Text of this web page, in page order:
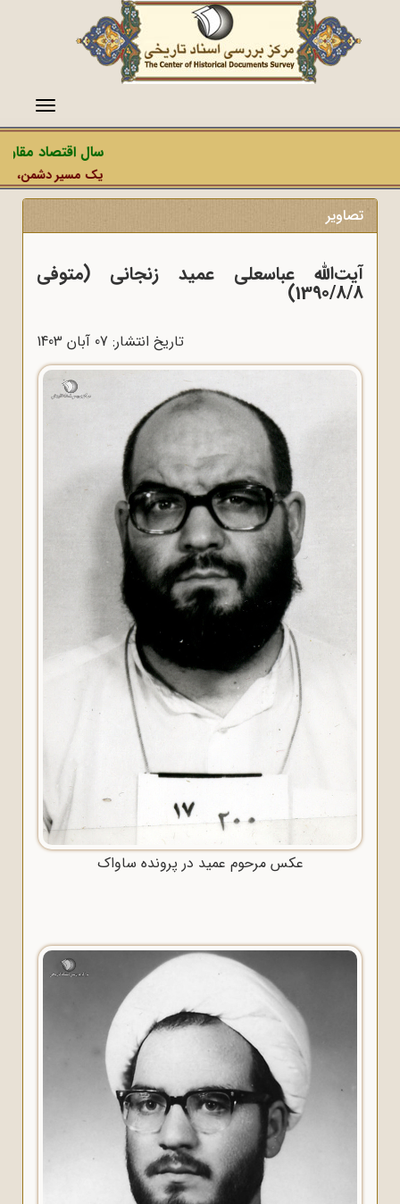
منو
سال اقتصاد
یک مسیر دشمن،
تصاویر
آیت‌الله عباسعلی عمید زنجانی (متوفی
1390/8/8)
تاریخ انتشار: 07 آبان 1403
عکس مرحوم عمید در پرونده ساواک